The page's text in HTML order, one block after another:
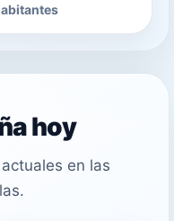
hoy
en las